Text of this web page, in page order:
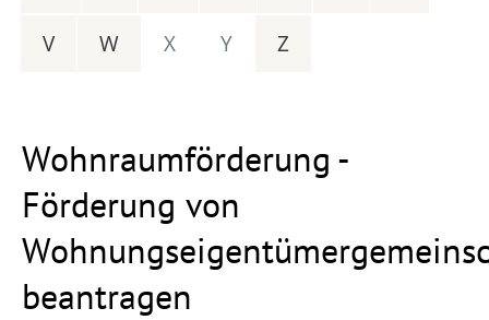
V W X Y Z
Wohnraumförderung -
Förderung von
beantragen